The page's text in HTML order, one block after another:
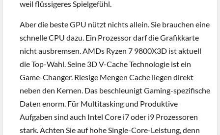
weil flüssigeres Spielgefühl.
Aber die beste GPU nützt nichts allein. Sie brauchen eine
schnelle CPU dazu. Ein Prozessor darf die Grafikkarte
nicht ausbremsen. AMDs Ryzen 7 9800X3D ist aktuell
die Top-Wahl. Seine 3D V-Cache Technologie ist ein
Game-Changer. Riesige Mengen Cache liegen direkt
neben den Kernen. Das beschleunigt Gaming-spezifische
Daten enorm. Für Multitasking und Produktive
Aufgaben sind auch Intel Core i7 oder i9 Prozessoren
stark. Achten Sie auf hohe Single-Core-Leistung, denn